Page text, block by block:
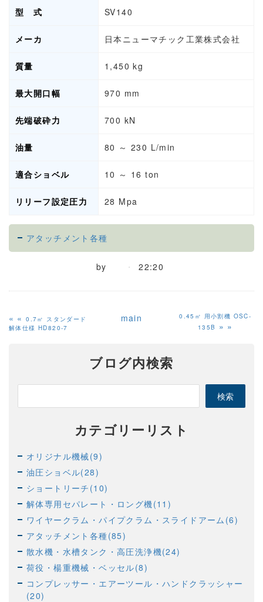
型 式 SV140
メーカ 日本ニューマチック工業株式会社
質量 1,450 kg
最大開口幅 970 mm
先端破砕力 700 kN
油量 80 ～ 230 L/min
適合ショベル 10 ～ 16 ton
リリーフ設定圧力 28 Mpa
アタッチメント各種
by 22:20
«0.7㎥ スタンダード
解体仕様 HD820-7
main
0.45㎥ 用小割機 OSC-
135B
»
ブログ内検索
カテゴリーリスト
オリジナル機械(9)
油圧ショベル(28)
ショートリーチ(10)
解体専用セパレート・ロング機(11)
ワイヤークラム・パイプクラム・スライドアーム(6)
アタッチメント各種(85)
散水機・水槽タンク・高圧洗浄機(24)
荷役・楊重機械・ベッセル(8)
コンプレッサー・エアーツール・ハンドクラッシャー
(20)